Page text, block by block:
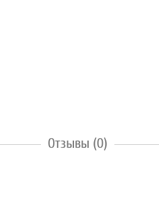
Отзывы (0)